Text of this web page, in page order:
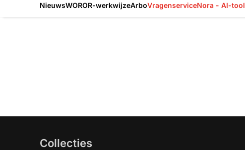
NieuwsWOROR-werkwijzeArboVragenserviceNora - AI-tool
Collecties